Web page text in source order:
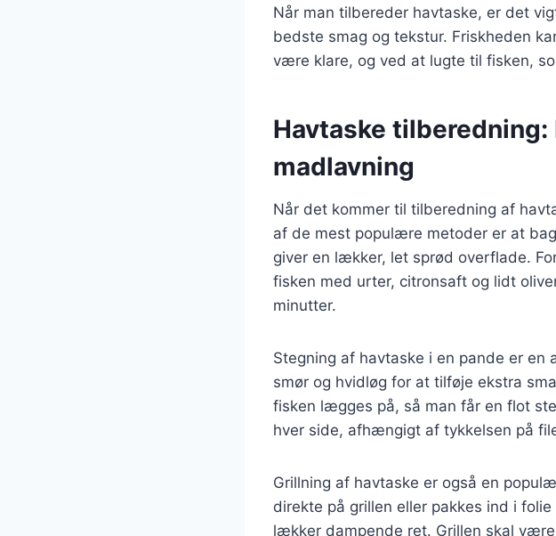
Når man tilbereder havtaske, er det
bedste smag og tekstur. Friskheden
være klare, og ved at lugte til fisken,
Havtaske
madlavning
Når det kommer til tilberedning af
af de mest populære metoder er at
giver en lækker, let sprød overflade.
fisken med urter, citronsaft og lidt
minutter.
Stegning af havtaske i en pande er en
smør og hvidløg for at tilføje ekstra
fisken lægges på, så man får en flot
hver side, afhængigt af tykkelsen på
Grillning af havtaske er også en
direkte på grillen eller pakkes ind i
lækker dampende ret. Grillen skal